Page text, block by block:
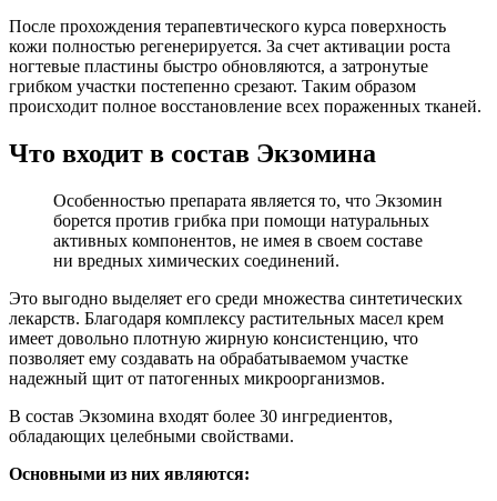
После прохождения терапевтического курса поверхность
кожи полностью регенерируется. За счет активации роста
ногтевые пластины быстро обновляются, а затронутые
грибком участки постепенно срезают. Таким образом
происходит полное восстановление всех пораженных тканей.
Что входит в состав Экзомина
Особенностью препарата является то, что Экзомин
борется против грибка при помощи натуральных
активных компонентов, не имея в своем составе
ни вредных химических соединений.
Это выгодно выделяет его среди множества синтетических
лекарств. Благодаря комплексу растительных масел крем
имеет довольно плотную жирную консистенцию, что
позволяет ему создавать на обрабатываемом участке
надежный щит от патогенных микроорганизмов.
В состав Экзомина входят более 30 ингредиентов,
обладающих целебными свойствами.
Основными из них являются: